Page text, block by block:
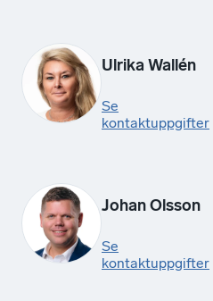
Ulrika Wallén
Se
kontaktuppgifter
Johan Olsson
Se
kontaktuppgifter